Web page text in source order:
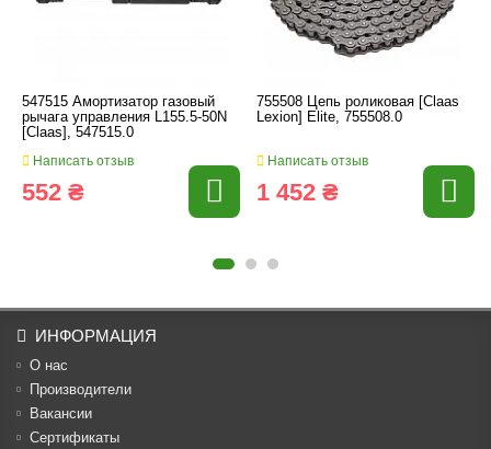
547515 Амортизатор газовый
рычага управления L155.5-50N
[Claas], 547515.0
Написать отзыв
552 ₴
755508 Цепь роликовая [Claas
Lexion] Elite, 755508.0
Написать отзыв
1 452 ₴
ИНФОРМАЦИЯ
О нас
Производители
Вакансии
Cертификаты